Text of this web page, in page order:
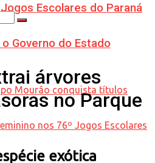
Escolares do Paraná
Governo do Estado
árvores
no Parque
exótica